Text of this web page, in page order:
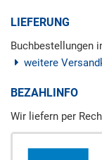
LIEFERUNG
Buchbestellungen
weitere
BEZAHLINFO
Wir liefern per